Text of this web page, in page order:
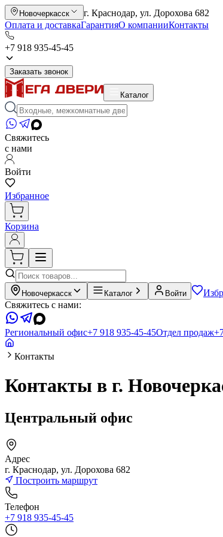
Новочеркасск
г. Краснодар, ул. Дорохова 682
Оплата и доставкаГарантияО компанииКонтакты
+7 918 935-45-45
Заказать звонок
Каталог
Свяжитесь
с нами
Войти
Избранное
Корзина
Новочеркасск Каталог Войти
Свяжитесь с нами:
Региональный офис+7 918 935-45-45Отдел продаж
Контакты
Контакты в г.
Центральный офис
Адрес
г. Краснодар, ул. Дорохова 682
Построить маршрут
Телефон
+7 918 935-45-45